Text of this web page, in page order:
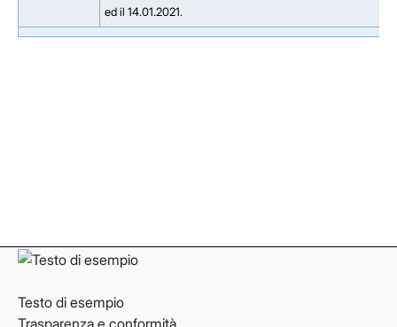
ed il 14.01.2021.
Testo di esempio
Trasparenza e conformità